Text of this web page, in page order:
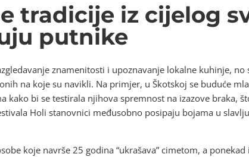
tradicije iz cijelog
putnike
znamenitosti i upoznavanje lokalne kuhinje,
na koje su navikli. Na primjer, u Škotskoj se buduće
kako bi se testirala njihova spremnost na izazove braka,
Holi stanovnici međusobno posipaju bojama u
koje navrše 25 godina “ukrašava” cimetom, a